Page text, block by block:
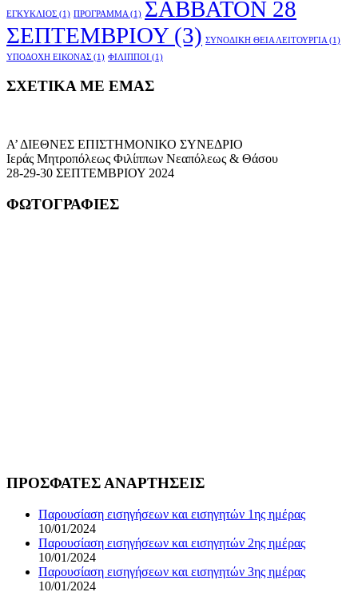
ΕΓΚΥΚΛΙΟΣ (1) ΠΡΟΓΡΑΜΜΑ (1) ΣΑΒΒΑΤΟΝ 28
ΣΕΠΤΕΜΒΡΙΟΥ(3) ΣΥΝΟΔΙΚΗ ΘΕΙΑ ΛΕΙΤΟΥΡΓΙΑ (1)
ΥΠΟΔΟΧΗ ΕΙΚΟΝΑΣ (1) ΦΙΛΙΠΠΟΙ (1)
ΣΧΕΤΙΚΑ ΜΕ ΕΜΑΣ
Α’ ΔΙΕΘΝΕΣ ΕΠΙΣΤΗΜΟΝΙΚΟ ΣΥΝΕΔΡΙΟ
Ιεράς Μητροπόλεως Φιλίππων Νεαπόλεως & Θάσου
28-29-30 ΣΕΠΤΕΜΒΡΙΟΥ 2024
ΦΩΤΟΓΡΑΦΙΕΣ
ΠΡΟΣΦΑΤΕΣ ΑΝΑΡΤΗΣΕΙΣ
Παρουσίαση εισηγήσεων και εισηγητών 1ης ημέρας
10/01/2024
Παρουσίαση εισηγήσεων και εισηγητών 2ης ημέρας
10/01/2024
Παρουσίαση εισηγήσεων και εισηγητών 3ης ημέρας
10/01/2024